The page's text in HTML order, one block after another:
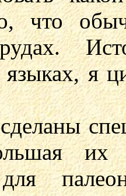
что
я
их